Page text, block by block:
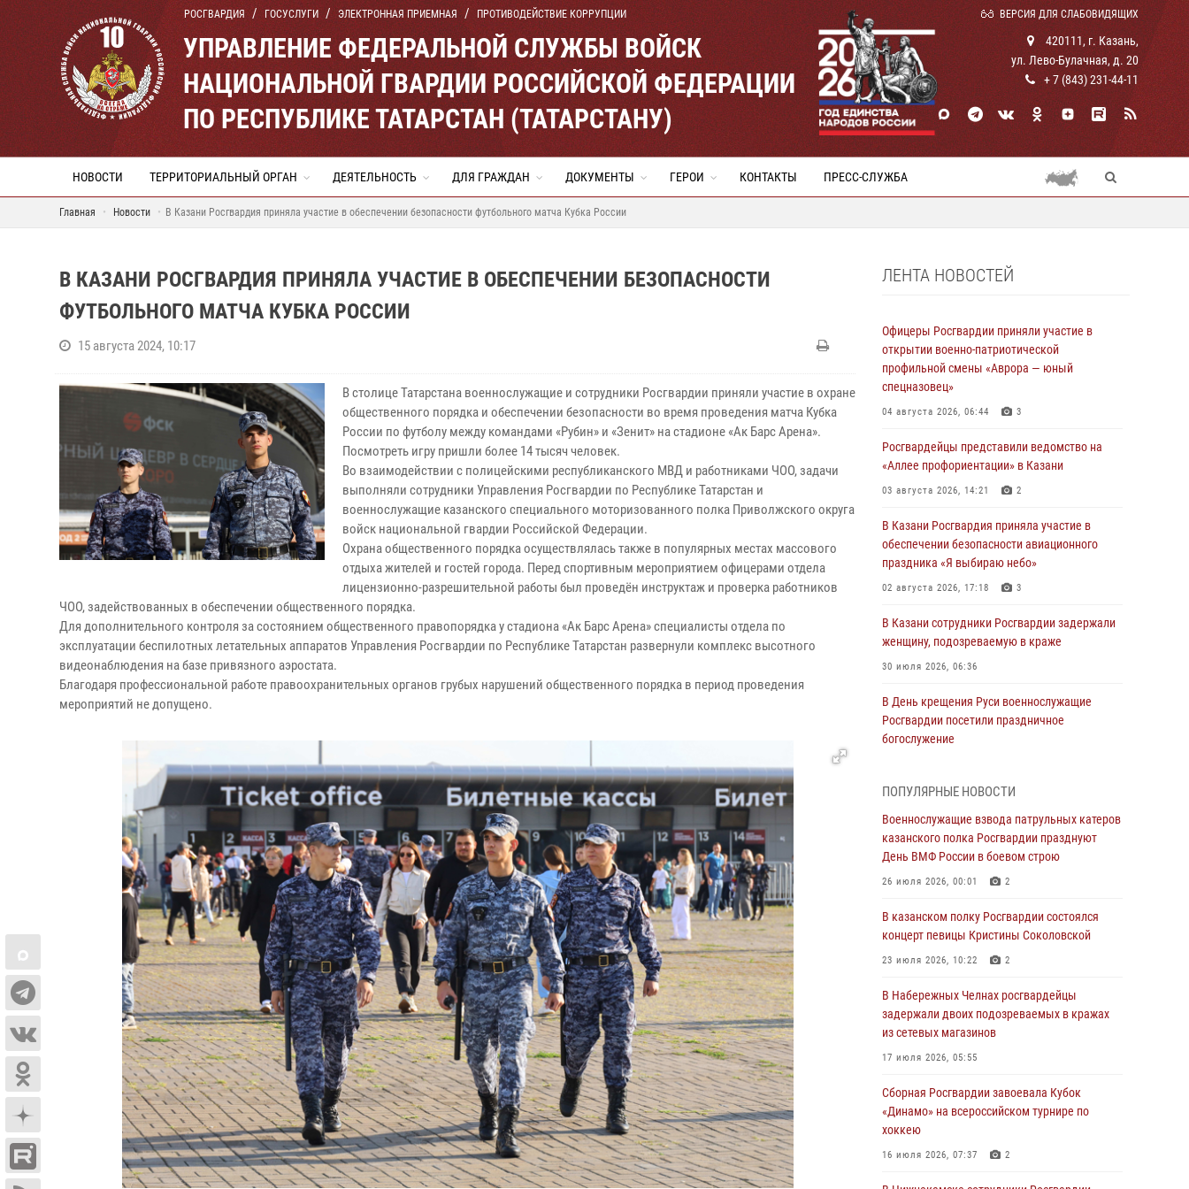
РОСГВАРДИЯ ГОСУСЛУГИ ЭЛЕКТРОННАЯ ПРИЕМНАЯ ПРОТИВОДЕЙСТВИЕ КОРРУПЦИИ ВЕРСИЯ ДЛЯ СЛАБОВИДЯЩИХ
УПРАВЛЕНИЕ ФЕДЕРАЛЬНОЙ СЛУЖБЫ ВОЙСК
НАЦИОНАЛЬНОЙ ГВАРДИИ РОССИЙСКОЙ ФЕДЕРАЦИИ
ПО РЕСПУБЛИКЕ ТАТАРСТАН (ТАТАРСТАНУ)
420111, г. Казань,
ул. Лево-Булачная, д. 20
+ 7 (843) 231-44-11
НОВОСТИ ТЕРРИТОРИАЛЬНЫЙ ОРГАН ДЕЯТЕЛЬНОСТЬ ДЛЯ ГРАЖДАН ДОКУМЕНТЫ ГЕРОИ КОНТАКТЫ ПРЕСС-СЛУЖБА
Главная Новости В Казани Росгвардия приняла участие в обеспечении безопасности футбольного матча Кубка России
В КАЗАНИ РОСГВАРДИЯ ПРИНЯЛА УЧАСТИЕ В ОБЕСПЕЧЕНИИ БЕЗОПАСНОСТИ
ФУТБОЛЬНОГО МАТЧА КУБКА РОССИИ
15 августа 2024, 10:17
В столице Татарстана военнослужащие и сотрудники Росгвардии приняли участие в охране
общественного порядка и обеспечении безопасности во время проведения матча Кубка
России по футболу между командами «Рубин» и «Зенит» на стадионе «Ак Барс Арена».
Посмотреть игру пришли более 14 тысяч человек.
Во взаимодействии с полицейскими республиканского МВД и работниками ЧОО, задачи
выполняли сотрудники Управления Росгвардии по Республике Татарстан и
военнослужащие казанского специального моторизованного полка Приволжского округа
войск национальной гвардии Российской Федерации.
Охрана общественного порядка осуществлялась также в популярных местах массового
отдыха жителей и гостей города. Перед спортивным мероприятием офицерами отдела
лицензионно-разрешительной работы был проведён инструктаж и проверка работников
ЧОО, задействованных в обеспечении общественного порядка.
Для дополнительного контроля за состоянием общественного правопорядка у стадиона «Ак Барс Арена» специалисты отдела по
эксплуатации беспилотных летательных аппаратов Управления Росгвардии по Республике Татарстан развернули комплекс высотного
видеонаблюдения на базе привязного аэростата.
Благодаря профессиональной работе правоохранительных органов грубых нарушений общественного порядка в период проведения
мероприятий не допущено.
ЛЕНТА НОВОСТЕЙ
Офицеры Росгвардии приняли участие в
открытии военно-патриотической
профильной смены «Аврора — юный
спецназовец»
04 августа 2026, 06:44 3
Росгвардейцы представили ведомство на
«Аллее профориентации» в Казани
03 августа 2026, 14:21 2
В Казани Росгвардия приняла участие в
обеспечении безопасности авиационного
праздника «Я выбираю небо»
02 августа 2026, 17:18 3
В Казани сотрудники Росгвардии задержали
женщину, подозреваемую в краже
30 июля 2026, 06:36
В День крещения Руси военнослужащие
Росгвардии посетили праздничное
богослужение
Военнослужащие взвода патрульных катеров
казанского полка Росгвардии празднуют
День ВМФ России в боевом строю
26 июля 2026, 00:01 2
«бронзу» в окружном этапе конкурса
профессионального мастерства
24 июля 2026, 15:05 4
В казанском полку Росгвардии состоялся
концерт певицы Кристины Соколовской
23 июля 2026, 10:22
задержали подозреваемого в краже
23 июля 2026, 06:47
В Казани Росгвардия приняла участие в
ПОПУЛЯРНЫЕ НОВОСТИ
Военнослужащие взвода патрульных катеров
казанского полка Росгвардии празднуют
День ВМФ России в боевом строю
26 июля 2026, 00:01 2
В казанском полку Росгвардии состоялся
концерт певицы Кристины Соколовской
23 июля 2026, 10:22 2
В Набережных Челнах росгвардейцы
задержали двоих подозреваемых в кражах
из сетевых магазинов
17 июля 2026, 05:55
Сборная Росгвардии завоевала Кубок
«Динамо» на всероссийском турнире по
хоккею
16 июля 2026, 07:37 2